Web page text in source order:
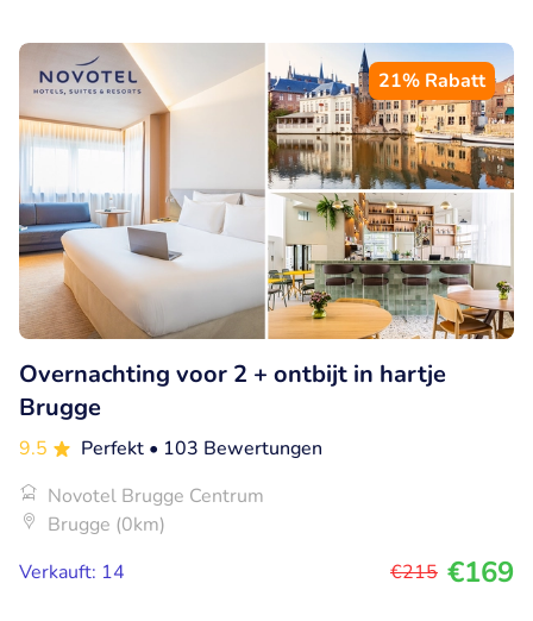
21% Rabatt
Overnachting voor 2 + ontbijt in hartje
Brugge
9.5 Perfekt • 103 Bewertungen
Novotel Brugge Centrum
Brugge (0km)
Verkauft: 14
€215 €169